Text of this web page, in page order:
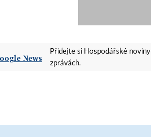
Přidejte si Hospodářské noviny
zprávách.